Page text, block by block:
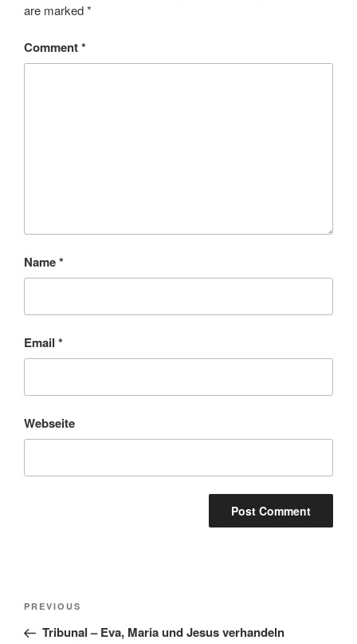
are marked*
Comment*
Name*
Email *
Webseite
Post
Previous
Post
PREVIOUS
Tribunal – Eva, Maria und Jesus verhandeln